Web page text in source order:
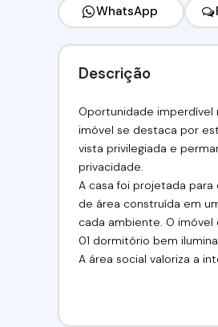
WhatsApp
Descrição
Oportunidade imperdível
imóvel se destaca por
vista privilegiada e
privacidade.
A casa foi projetada
de área construída em
cada ambiente. O
01 dormitório bem
A área social valoriza a
agradável para receber